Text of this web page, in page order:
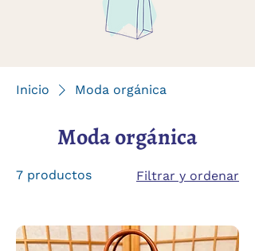
Inicio Moda orgánica
Moda orgánica
7 productos Filtrar y ordenar